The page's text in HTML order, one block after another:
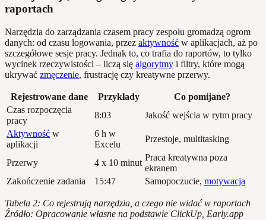
raportach
Narzędzia do zarządzania czasem pracy zespołu gromadzą ogrom
danych: od czasu logowania, przez aktywność w aplikacjach, aż po
szczegółowe sesje pracy. Jednak to, co trafia do raportów, to tylko
wycinek rzeczywistości – liczą się algorytmy i filtry, które mogą
ukrywać zmęczenie, frustrację czy kreatywne przerwy.
Rejestrowane dane Przykłady
Co pomijane?
Czas rozpoczęcia
pracy
8:03
Jakość wejścia w rytm pracy
Aktywność w
aplikacji
6 h w
Excelu
Przestoje, multitasking
Przerwy 4 x 10 minut
Praca kreatywna poza
ekranem
Zakończenie zadania
15:47 Samopoczucie, motywacja
Tabela 2: Co rejestrują narzędzia, a czego nie widać w raportach
Źródło: Opracowanie własne na podstawie ClickUp, Early.app